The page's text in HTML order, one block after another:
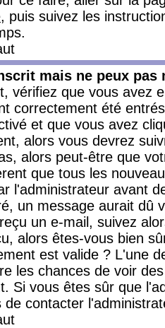
, puis suivez les
mais ne peux pas
vérifiez que vous avez
correctement été
et que vous avez
alors vous devrez
alors peut-être que
que tous les
l'administrateur avant
un message aurait dû
un e-mail, suivez
alors êtes-vous bien
est valide ? L'une
les chances de voir
Si vous êtes sûr que
de contacter